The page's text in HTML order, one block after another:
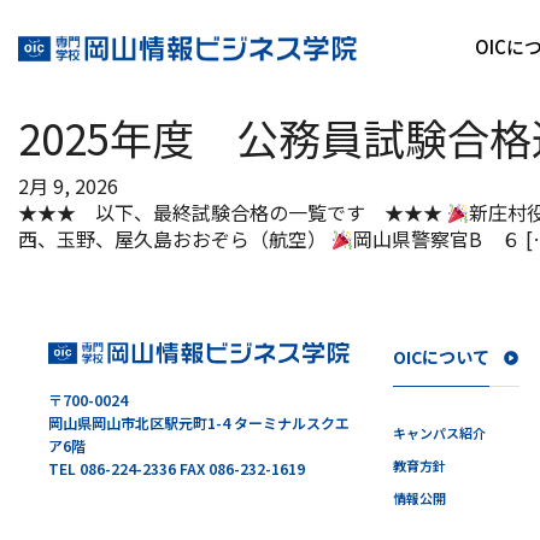
OICに
タグ:内定速報
2025年度 公務員試験合格
2月 9, 2026
★★★ 以下、最終試験合格の一覧です ★★★
新庄村
西、玉野、屋久島おおぞら（航空）
岡山県警察官B ６
〒700-0024
岡山県岡山市北区駅元町1-4 ターミナルスクエ
ア6階
TEL 086-224-2336 FAX 086-232-1619
OICについて
キャンパス紹介
教育方針
情報公開